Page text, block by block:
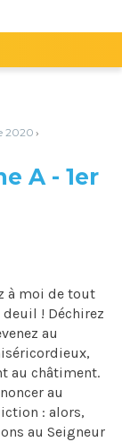
2020 ›
A - 1er
à moi de tout
! Déchirez
au
au châtiment.
au
: alors,
au Seigneur